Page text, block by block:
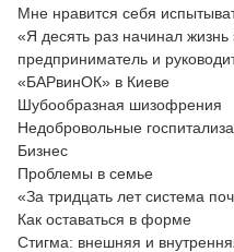
Мне нравится себя
«Я десять раз начинал
предприниматель и
«БАРвинОК» в Киеве
Шубообразная шизофрения
Недобровольные
Бизнес
Проблемы в семье
«За тридцать лет система
Как оставаться в форме
Стигма: внешняя и